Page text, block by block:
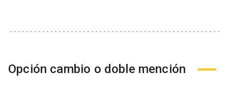
Opción cambio o doble mención